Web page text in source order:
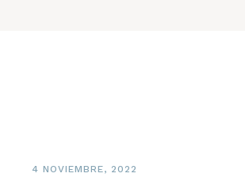
4 NOVIEMBRE, 2022